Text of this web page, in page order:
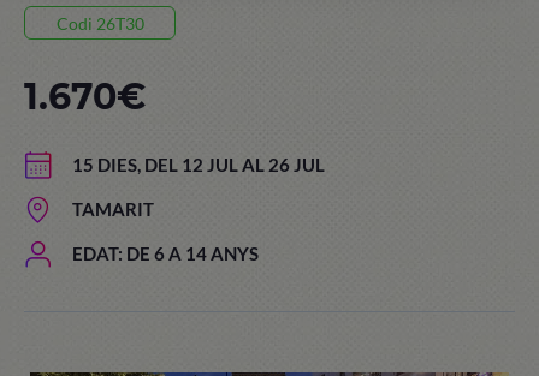
Codi 26T30
15 DIES, DEL 12 JUL AL 26 JUL
TAMARIT
EDAT: DE 6 A 14 ANYS
1.670€